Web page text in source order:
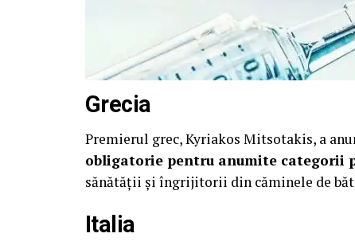
Grecia
Premierul grec, Kyriakos Mitsotakis, a
obligatorie pentru anumite categorii
sănătății și îngrijitorii din căminele de
Italia